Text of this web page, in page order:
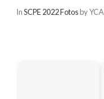
InSCPE 2022 Fotosby YCA